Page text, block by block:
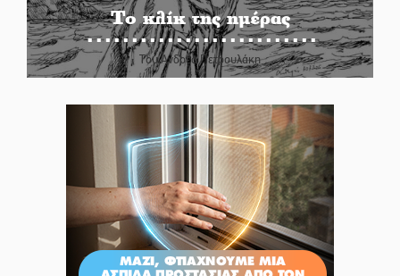
Το κλίκ της ημέρας
Του Ανδρέα Πετρουλάκη